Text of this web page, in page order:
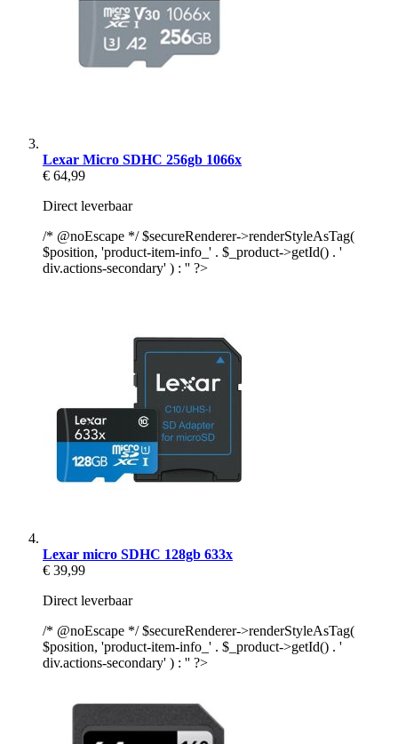
Lexar Micro SDHC 256gb 1066x
€ 64,99
Direct leverbaar
/* @noEscape */ $secureRenderer->renderStyleAsTag(
$position, 'product-item-info_' . $_product->getId() . '
div.actions-secondary' ) : '' ?>
Lexar micro SDHC 128gb 633x
€ 39,99
Direct leverbaar
/* @noEscape */ $secureRenderer->renderStyleAsTag(
$position, 'product-item-info_' . $_product->getId() . '
div.actions-secondary' ) : '' ?>